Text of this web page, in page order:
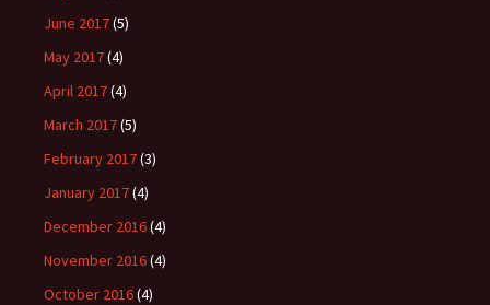
June 2017(5)
May 2017(4)
April 2017(4)
March 2017(5)
February 2017(3)
January 2017(4)
December 2016(4)
November 2016(4)
October 2016(4)